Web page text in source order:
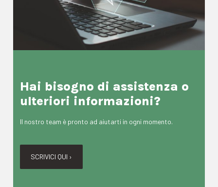
Hai bisogno di assistenza o
ulteriori informazioni?
Il nostro team è pronto ad aiutarti in ogni momento.
SCRIVICI QUI ›